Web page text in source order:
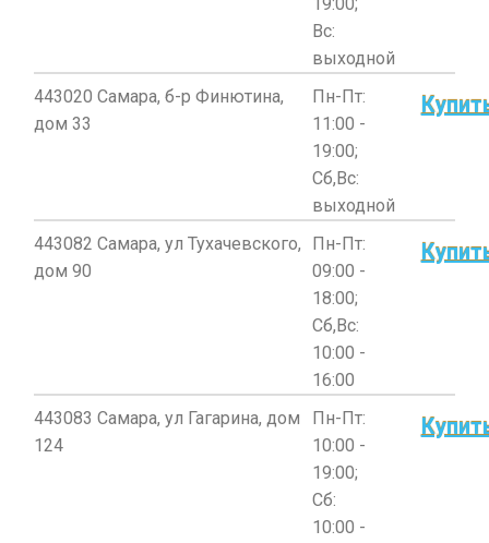
Вс:
выходной
443020 Самара, б-р Финютина,
дом 33
Пн-Пт:
11:00 -
19:00;
Сб,Вс:
выходной
443082 Самара, ул Тухачевского,
дом 90
Пн-Пт:
09:00 -
18:00;
Сб,Вс:
10:00 -
16:00
443083 Самара, ул Гагарина, дом
124
Пн-Пт:
10:00 -
19:00;
Сб:
10:00 -